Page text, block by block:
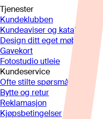
Tjenester
Kundeklubben
Kundeaviser og kataloger
Design ditt eget møbel
Gavekort
Fotostudio utleie
Kundeservice
Ofte stilte spørsmål
Bytte og retur
Reklamasjon
Kjøpsbetingelser